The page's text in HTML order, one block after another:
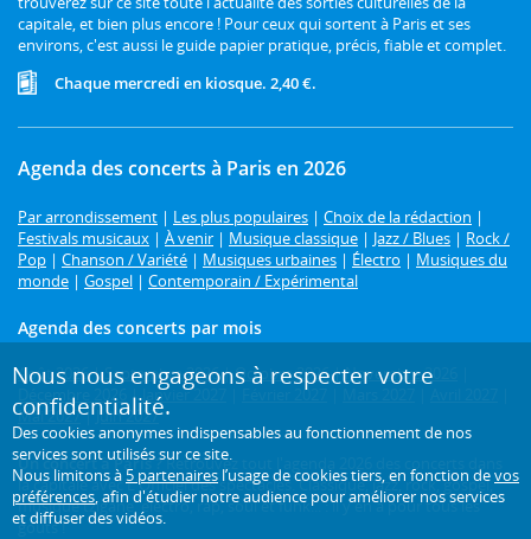
capitale, et bien plus encore ! Pour ceux qui sortent à Paris et ses
environs, c'est aussi le guide papier pratique, précis, fiable et complet.
Chaque mercredi en kiosque. 2,40 €.
Agenda des concerts à Paris en 2026
Par arrondissement | Les plus populaires | Choix de la rédaction |
Festivals musicaux | À venir | Musique classique | Jazz / Blues | Rock /
Pop | Chanson / Variété | Musiques urbaines | Électro | Musiques du
monde | Gospel | Contemporain / Expérimental
Agenda des concerts par mois
Août 2026| Septembre 2026|Octobre 2026|Novembre 2026
Décembre 2026
| Janvier 2027 Février 2027
Mai 2027| Juin 2027
Un concert à Paris ?Retrouvez tout l'agenda 2026 des concerts dans
la capitale avec L'Officiel des spectacles. Classique, jazz, rock, gospel,
musique tzigane, électro, rap, soul et funk... : il y en a pour tous les
goûts !
Nous nous engageons à respecter votre
confidentialité.
Des cookies anonymes indispensables au fonctionnement de nos
services sont utilisés sur ce site.
Nous limitons à 5 partenaires l’usage de cookies tiers, en fonction devos
préférences, afin d'étudier notre audience pour améliorer nos services
et diffuser des vidéos.